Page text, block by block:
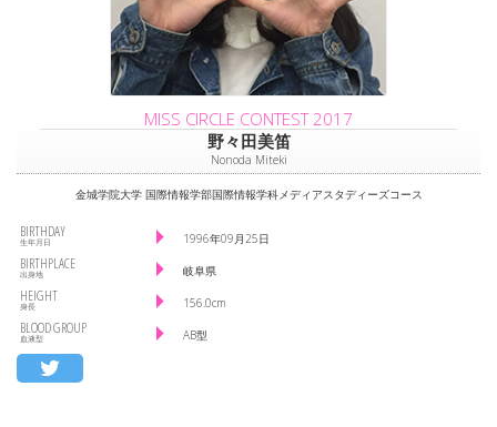
MISS CIRCLE CONTEST 2017
野々田美笛
Nonoda Miteki
金城学院大学 国際情報学部国際情報学科メディアスタディーズコース
BIRTHDAY
生年月日 1996年09月25日
BIRTHPLACE
出身地 岐阜県
HEIGHT
身長 156.0cm
BLOOD GROUP
血液型 AB型